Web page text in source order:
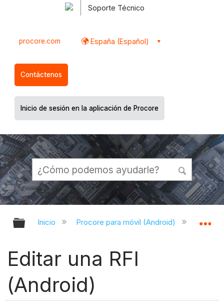
Soporte Técnico
procore.com España (Español)
Contáctenos
Inicio de sesión en la aplicación de Procore
Expandir/contraer jerarquía global
Inicio Procore para móvil (Android)
Editar una RFI
(Android)